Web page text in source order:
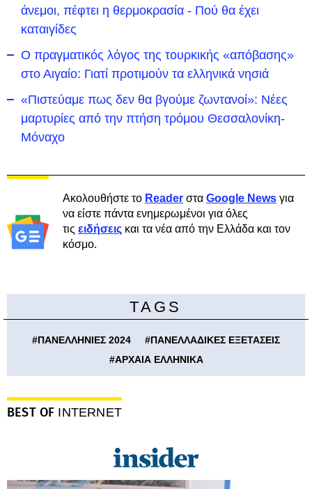
άνεμοι, πέφτει η θερμοκρασία - Πού θα έχει
καταιγίδες
Ο πραγματικός λόγος της τουρκικής «απόβασης»
στο Αιγαίο: Γιατί προτιμούν τα ελληνικά νησιά
«Πιστεύαμε πως δεν θα βγούμε ζωντανοί»: Νέες
μαρτυρίες από την πτήση τρόμου Θεσσαλονίκη-
Μόναχο
Ακολουθήστε το Reader στα Google News για
να είστε πάντα ενημερωμένοι για όλες
τις ειδήσεις και τα νέα από την Ελλάδα και τον
κόσμο.
TAGS
#ΠΑΝΕΛΛΗΝΙΕΣ 2024 #ΠΑΝΕΛΛΑΔΙΚΕΣ ΕΞΕΤΑΣΕΙΣ
#ΑΡΧΑΙΑ ΕΛΛΗΝΙΚΑ
BEST OF INTERNET